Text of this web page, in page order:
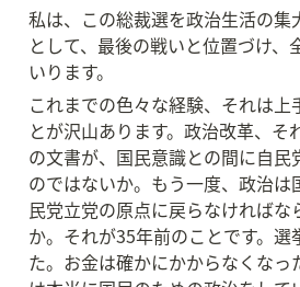
私は、この総裁選を政治生活の集
として、最後の戦いと位置づけ、
いります。
これまでの色々な経験、それは上
とが沢山あります。政治改革、そ
の文書が、国民意識との間に自民
のではないか。もう一度、政治は
民党立党の原点に戻らなければな
か。それが35年前のことです。選
た。お金は確かにかからなくなっ